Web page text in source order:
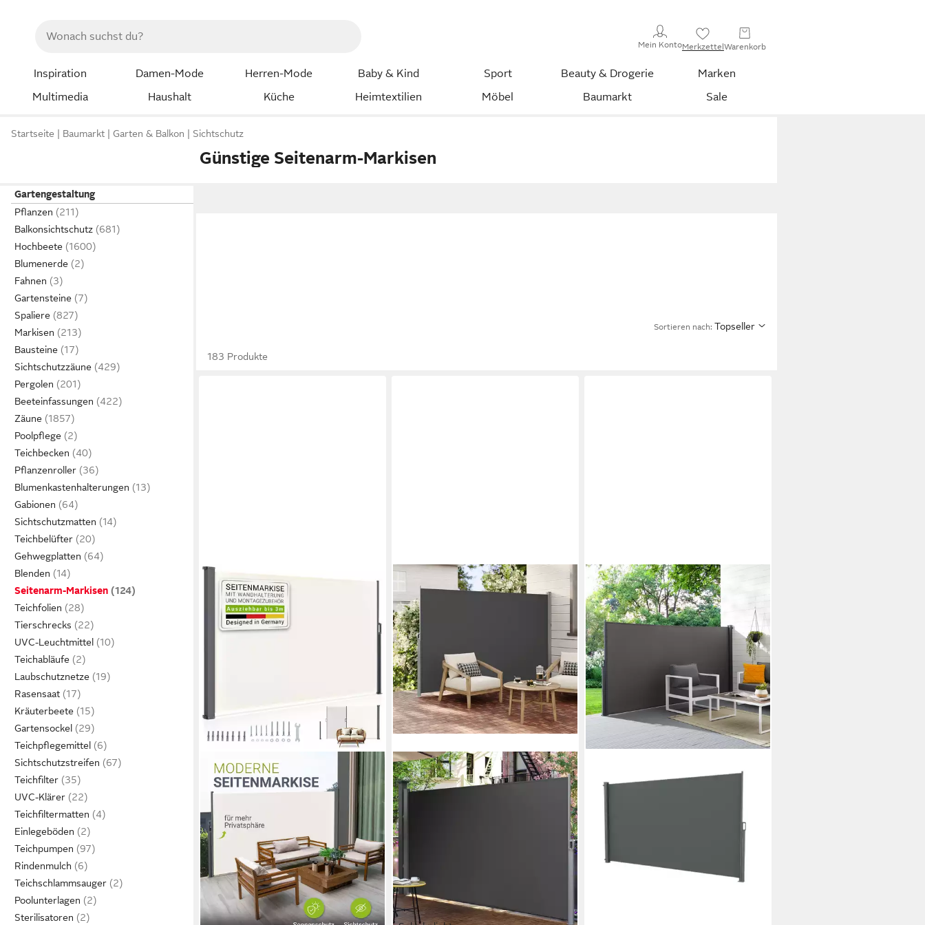
Mein KontoMerkzettelWarenkorb
Inspiration Damen-Mode Herren-Mode Baby & Kind Sport Beauty & Drogerie
Marken
Multimedia
Haushalt Küche Heimtextilien Möbel Baumarkt Sale
Startseite Baumarkt Garten & Balkon Sichtschutz
Günstige Seitenarm-Markisen
Gartengestaltung
Pflanzen
Balkonsichtschutz
Hochbeete
Blumenerde
Fahnen
Gartensteine
Spaliere
Markisen
Bausteine
Sichtschutzzäune
Pergolen
Beeteinfassungen
Zäune
Poolpflege
Teichbecken
Pflanzenroller
Blumenkastenhalterungen
Gabionen
Sichtschutzmatten
Teichbelüfter
Gehwegplatten
Blenden
Seitenarm-Markisen
Teichfolien
Tierschrecks
UVC-Leuchtmittel
Teichabläufe
Laubschutznetze
Rasensaat
Kräuterbeete
Gartensockel
Teichpflegemittel
Sichtschutzstreifen
Teichfilter
UVC-Klärer
Teichfiltermatten
Einlegeböden
Teichpumpen
Rindenmulch
Teichschlammsauger
Poolunterlagen
Sterilisatoren
Sortieren nach: Topseller
183 Produkte